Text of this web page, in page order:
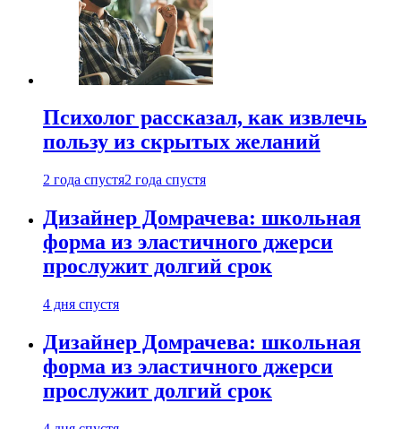
Психолог рассказал, как извлечь
пользу из скрытых желаний
2 года спустя2 года спустя
Дизайнер Домрачева: школьная
форма из эластичного джерси
прослужит долгий срок
4 дня спустя
Дизайнер Домрачева: школьная
форма из эластичного джерси
прослужит долгий срок